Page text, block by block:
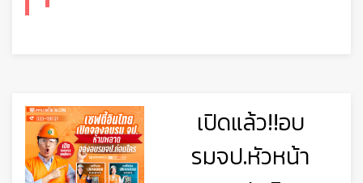
เปิดแล้ว!!อบ
รมจป.หัวหน้า